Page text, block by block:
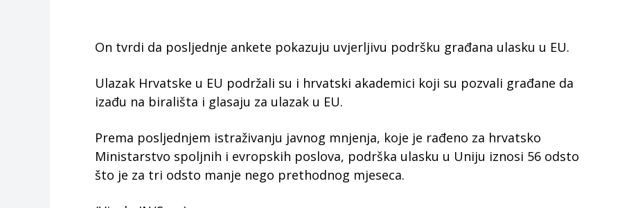
On tvrdi da posljednje ankete pokazuju uvjerljivu podršku građana ulasku u EU.
Ulazak Hrvatske u EU podržali su i hrvatski akademici koji su pozvali građane da
izađu na birališta i glasaju za ulazak u EU.
Prema posljednjem istraživanju javnog mnjenja, koje je rađeno za hrvatsko
Ministarstvo spoljnih i evropskih poslova, podrška ulasku u Uniju iznosi 56 odsto
što je za tri odsto manje nego prethodnog mjeseca.